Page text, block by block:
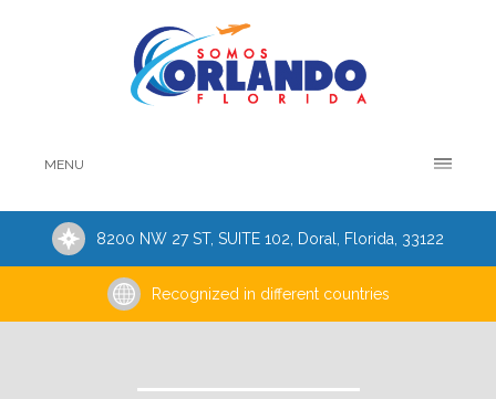
MENU
8200 NW 27 ST, SUITE 102, Doral, Florida, 33122
Recognized in different countries